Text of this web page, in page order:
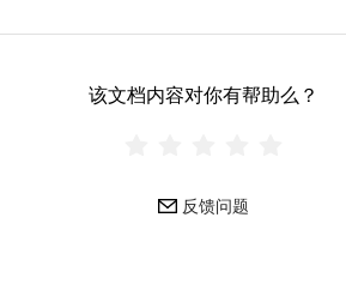
该文档内容对你有帮助么？
反馈问题